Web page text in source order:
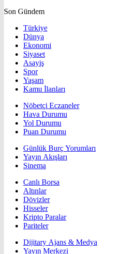
Son Gündem
Türkiye
Dünya
Ekonomi
Siyaset
Asayiş
Spor
Yaşam
Kamu İlanları
Nöbetçi Eczaneler
Hava Durumu
Yol Durumu
Puan Durumu
Günlük Burç Yorumları
Yayın Akışları
Sinema
Canlı Borsa
Altınlar
Dövizler
Hisseler
Kripto Paralar
Pariteler
Dijitary Ajans & Medya
Yayın Merkezi